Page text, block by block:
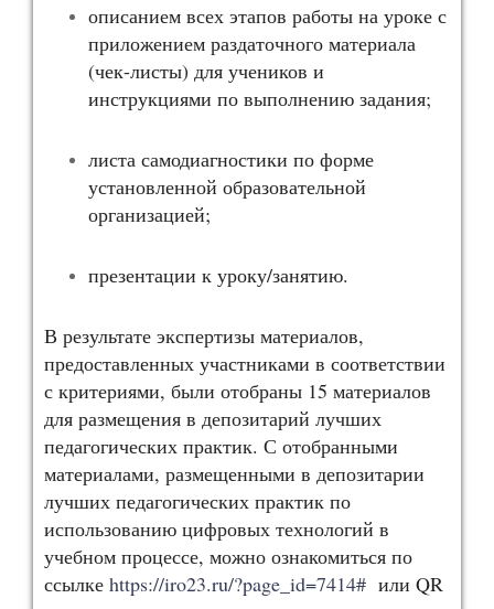
описанием всех этапов работы на уроке с
приложением раздаточного материала
(чек-листы) для учеников и
инструкциями по выполнению задания;
листа самодиагностики по форме
установленной образовательной
организацией;
презентации к уроку/занятию.
В результате экспертизы материалов,
предоставленных участниками в соответствии
с критериями, были отобраны 15 материалов
для размещения в депозитарий лучших
педагогических практик. С отобранными
материалами, размещенными в депозитарии
лучших педагогических практик по
использованию цифровых технологий в
учебном процессе, можно ознакомиться по
ссылке https://iro23.ru/?page_id=7414# или QR